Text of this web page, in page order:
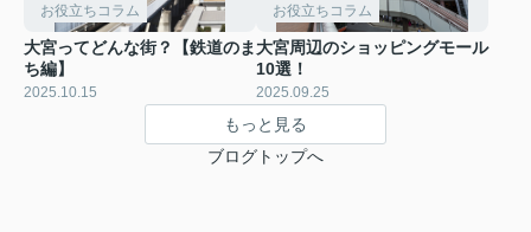
お役立ちコラム
大宮ってどんな街？【鉄道のま
ち編】
2025.10.15
お役立ちコラム
大宮周辺のショッピングモール
10選！
2025.09.25
もっと見る
ブログトップへ